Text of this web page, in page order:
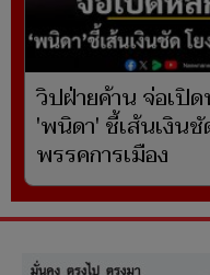
วิปฝ่ายค้าน จ่อเปิ
'พนิดา' ชี้เส้นเงิน
พรรคการเมือง